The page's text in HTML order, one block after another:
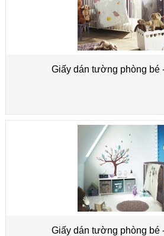
Giấy dán tường phòng bé
Giấy dán tường phòng bé